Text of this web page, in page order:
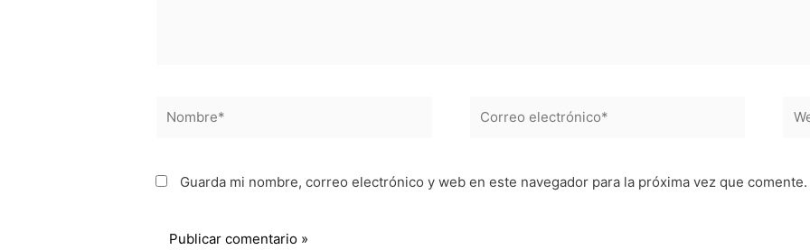
electrónico*
Guarda mi nombre, correo electrónico y web en este navegador para la próxima vez que comente.